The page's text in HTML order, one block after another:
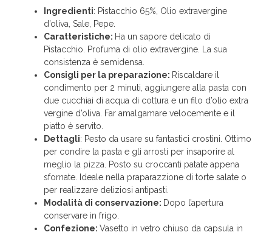
Ingredienti: Pistacchio 65%, Olio extravergine
d’oliva, Sale, Pepe.
Caratteristiche: Ha un sapore delicato di
Pistacchio. Profuma di olio extravergine. La sua
consistenza è semidensa.
Consigli per la preparazione: Riscaldare il
condimento per 2 minuti, aggiungere alla pasta con
due cucchiai di acqua di cottura e un filo d’olio extra
vergine d’oliva. Far amalgamare velocemente e il
piatto è servito.
Dettagli: Pesto da usare su fantastici crostini. Ottimo
per condire la pasta e gli arrosti per insaporire al
meglio la pizza. Posto su croccanti patate appena
sfornate. Ideale nella praparazzione di torte salate o
per realizzare deliziosi antipasti.
Modalità di conservazione: Dopo l’apertura
conservare in frigo.
Confezione: Vasetto in vetro chiuso da capsula in